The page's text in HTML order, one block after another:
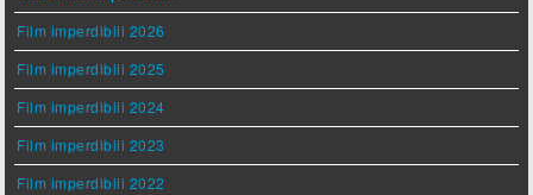
Film imperdibili 2026
Film imperdibili 2025
Film imperdibili 2024
Film imperdibili 2023
Film imperdibili 2022